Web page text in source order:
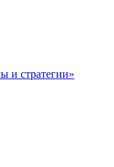
и стратегии»